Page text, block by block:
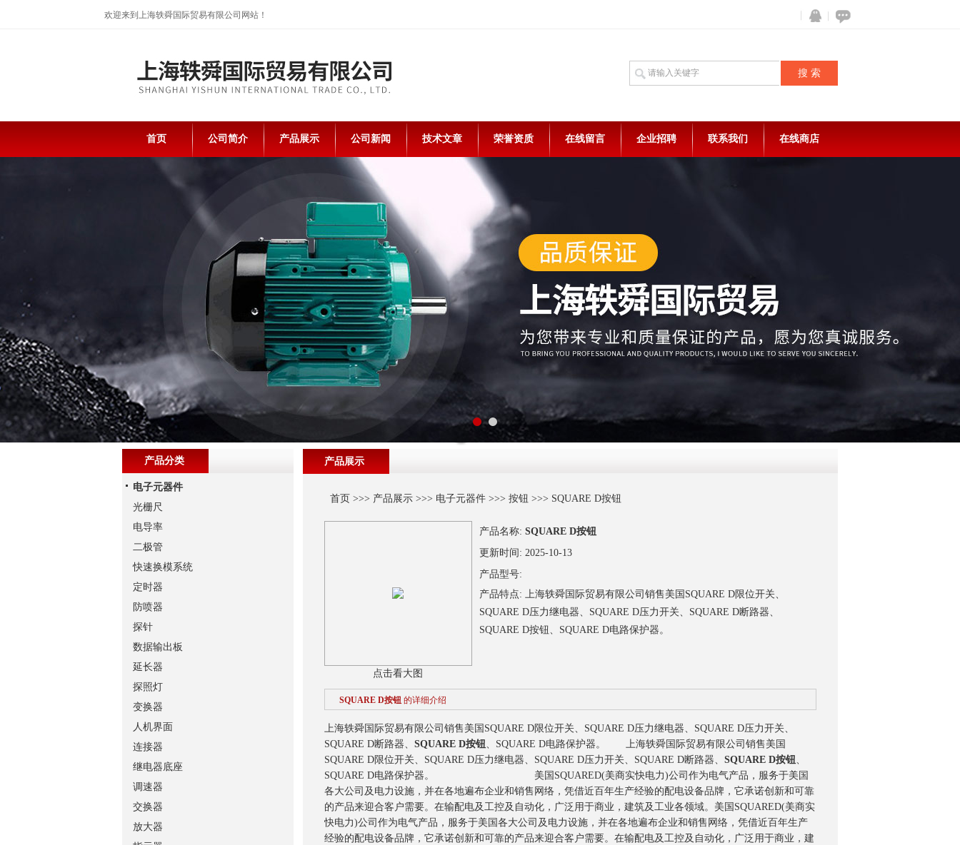
欢迎来到上海轶舜国际贸易有限公司网站！
首页 公司简介 产品展示 公司新闻 技术文章 荣誉资质 在线留言 企业招聘 联系我们 在线商店
产品展示
首页 >>> 产品展示>>> 电子元器件>>> 按钮 >>> SQUARE D按钮
点击看大图
产品名称: SQUARE D按钮
更新时间: 2025-10-13
产品型号:
产品特点: 上海轶舜国际贸易有限公司销售美国SQUARE D限位开关、
SQUARE D压力继电器、SQUARE D压力开关、SQUARE D断路器、
SQUARE D按钮、SQUARE D电路保护器。
SQUARE D按钮 的详细介绍
上海轶舜国际贸易有限公司销售美国SQUARE D限位开关、SQUARE D压力继电器、SQUARE D压力开关、
SQUARE D断路器、 SQUARE D按钮、SQUARE D电路保护器。 上海轶舜国际贸易有限公司销售美国
SQUARE D限位开关、SQUARE D压力继电器、SQUARE D压力开关、SQUARE D断路器、 SQUARE D按钮、
SQUARE D电路保护器。
美国SQUARED(美商实快电力)公司作为电气产品，服务于美国
各大公司及电力设施，并在各地遍布企业和销售网络，凭借近百年生产经验的配电设备品牌，它承诺创新和可靠
的产品来迎合客户需要。在输配电及工控及自动化，广泛用于商业，建筑及工业各领域。 美国SQUARED(美商实
快电力)公司作为电气产品，服务于美国各大公司及电力设施，并在各地遍布企业和销售网络，凭借近百年生产
经验的配电设备品牌，它承诺创新和可靠的产品来迎合客户需要。在输配电及工控及自动化，广泛用于商业，建
产品分类
电子元器件
光栅尺
电导率
二极管
快速换模系统
定时器
防喷器
探针
数据输出板
延长器
探照灯
变换器
人机界面
连接器
继电器底座
调速器
交换器
放大器